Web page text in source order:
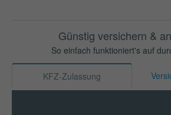
Günstig versichern &
So einfach funktioniert's auf
KFZ-Zulassung